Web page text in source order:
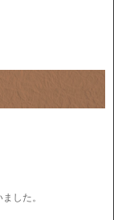
した。